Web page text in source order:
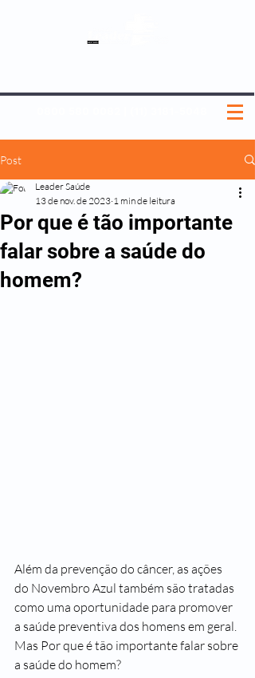
Post
Por que é tão importante
falar sobre a saúde do
homem?
Leader Saúde
13 de nov. de 2023 1 min de leitura
Além da prevenção do câncer, as ações
do Novembro Azul também são tratadas
como uma oportunidade para promover
a saúde preventiva dos homens em geral.
Mas Por que é tão importante falar sobre
a saúde do homem?